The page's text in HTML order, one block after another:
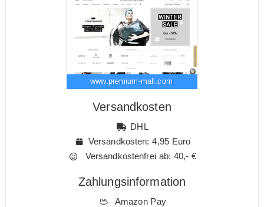
www.premium-mall.com
Versandkosten
DHL
Versandkosten: 4,95 Euro
Versandkostenfrei ab: 40,- €
Zahlungsinformation
Amazon Pay